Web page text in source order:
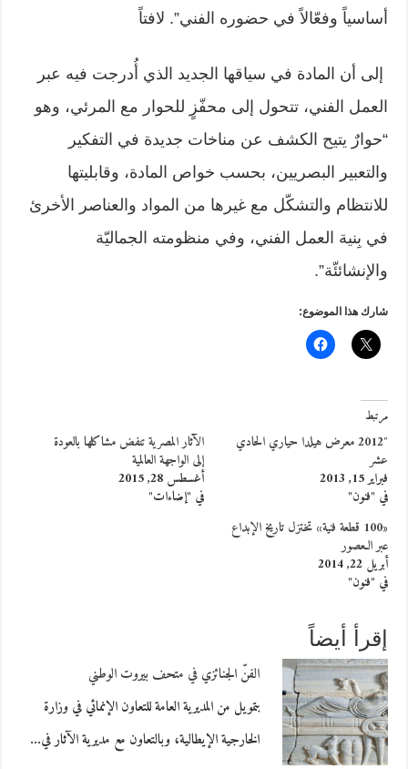
أساسياً وفعّالاً في حضوره الفني”. لافتاً
إلى أن المادة في سياقها الجديد الذي أُدرجت فيه عبر
العمل الفني، تتحول إلى محفّزٍ للحوار مع المرئي، وهو
“حوارٌ يتيح الكشف عن مناخات جديدة في التفكير
والتعبير البصريين، بحسب خواص المادة، وقابليتها
للانتظام والتشكّل مع غيرها من المواد والعناصر الأخرئ
في بِنية العمل الفني، وفي منظومته الجماليّة
والإنشائئّة”.
شارك هذا الموضوع:
مرتبط
2012″ معرض هيلدا حياري الحادي
عشر
فبراير 15, 2013
في "فنون"
الآثار المصرية تنفض مشاكلها بالعودة
إلى الواجهة العالمية
أغسطس 28, 2015
في "إضاءات"
«100 قطعة فنية» تختزل تاريخ الإبداع
عبر الـعصور
أبريل 22, 2014
في "فنون"
إقرأ أيضاً
الفنّ الجنائزي في متحف بيروت الوطني
بتمويل من المديرية العامة للتعاون الإنمائي في وزارة
الخارجية الإيطالية، وبالتعاون مع مديرية الآثار في…